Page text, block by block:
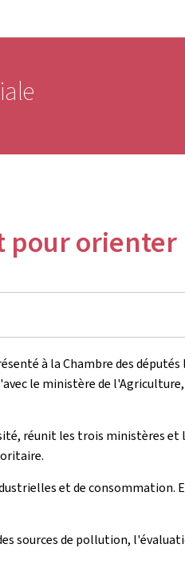
pour
à la Chambre des
le ministère de
réunit les trois ministères et
et de
sources de pollution,